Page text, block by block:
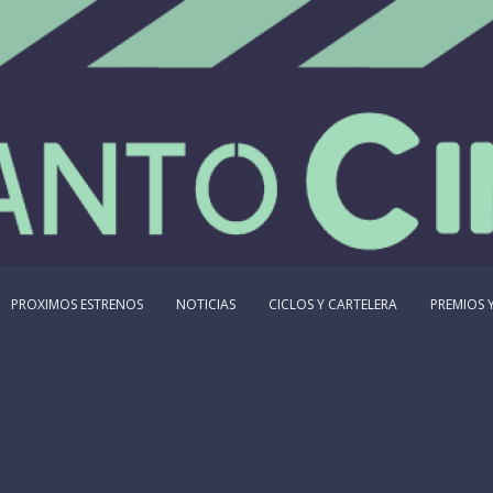
PROXIMOS ESTRENOS NOTICIAS CICLOS Y CARTELERA PREMIOS